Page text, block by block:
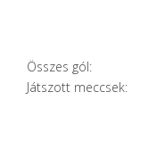
Összes gól:
Játszott meccsek: